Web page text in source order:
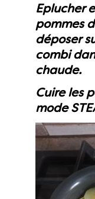
Eplucher
pommes
déposer
combi
chaude.
Cuire les
mode